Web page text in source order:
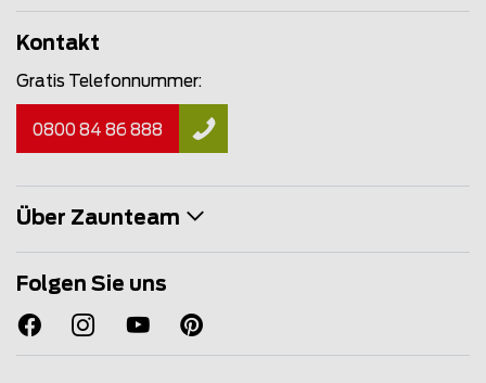
Kontakt
Gratis Telefonnummer:
0800 84 86 888
Über Zaunteam
Folgen Sie uns